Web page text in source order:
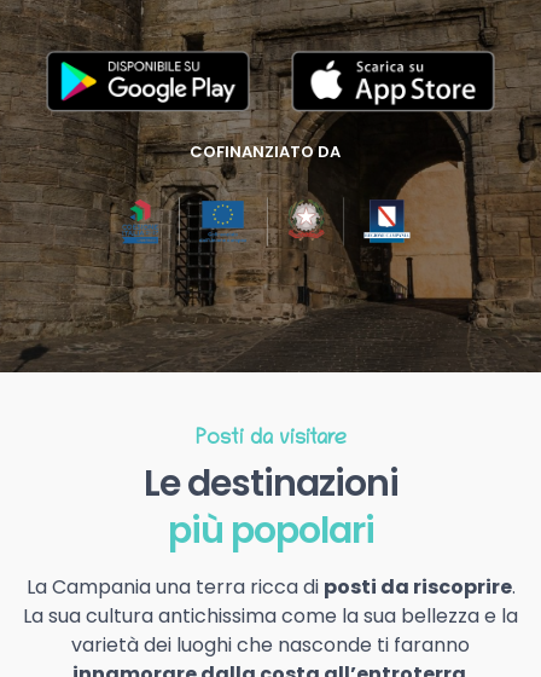
COFINANZIATO DA
Posti da visitare
Le destinazioni
più popolari
La Campania una terra ricca di posti da riscoprire.
La sua cultura antichissima come la sua bellezza e la
varietà dei luoghi che nasconde ti faranno